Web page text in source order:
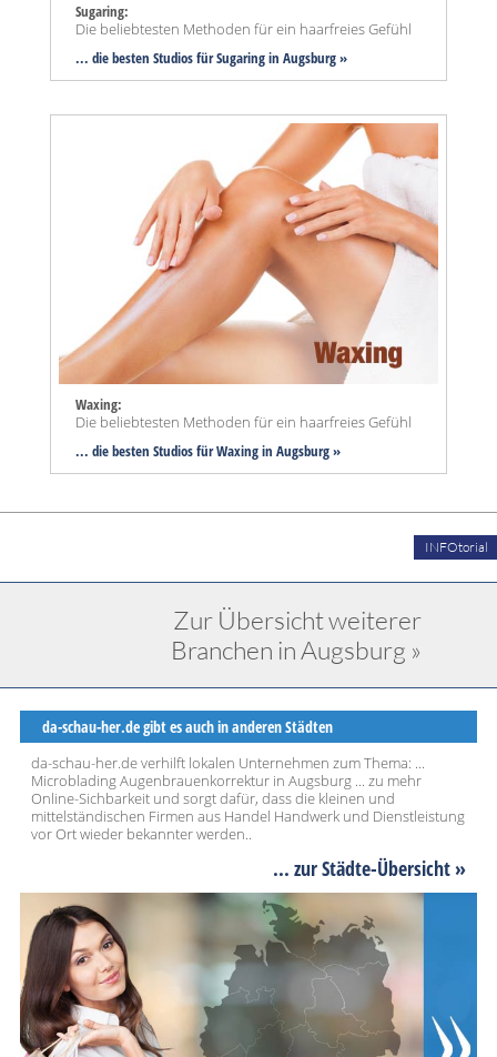
Sugaring:
Die beliebtesten Methoden für ein haarfreies Gefühl
... die besten Studios für Sugaring in Augsburg »
Waxing:
Die beliebtesten Methoden für ein haarfreies Gefühl
... die besten Studios für Waxing in Augsburg »
INFOtorial
Zur Übersicht weiterer
Branchen in Augsburg »
da-schau-her.de gibt es auch in anderen Städten
da-schau-her.de verhilft lokalen Unternehmen zum Thema: ...
Microblading Augenbrauenkorrektur in Augsburg ... zu mehr
Online-Sichbarkeit und sorgt dafür, dass die kleinen und
mittelständischen Firmen aus Handel Handwerk und Dienstleistung
vor Ort wieder bekannter werden..
... zur Städte-Übersicht »